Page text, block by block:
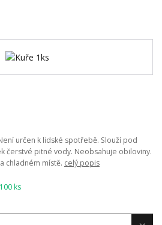
určen k lidské spotřebě. Slouží pod
čerstvé pitné vody. Neobsahuje obiloviny.
chladném místě. celý popis
ks